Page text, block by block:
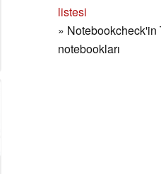
listesi
» Notebookcheck'in
notebookları